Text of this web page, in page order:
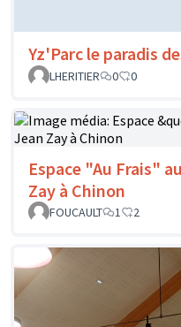
Yz'Parc le paradis
LHERITIER
0 0
Espace "Au Frais"
Zay à Chinon
FOUCAULT
1 2